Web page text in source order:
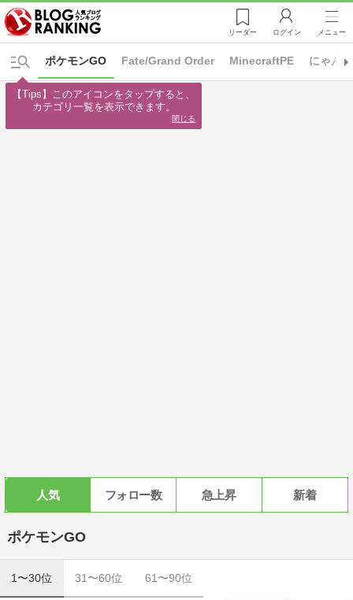
リーダー ログイン メニュー
Fate/Grand Order MinecraftPE にゃん
ポケモンGO
人気 フォロー数 急上昇 新着
ポケモンGO
1〜30位 31〜60位 61〜90位
【Tips】このアイコンをタップすると、
カテゴリ一覧を表示できます。
閉じる